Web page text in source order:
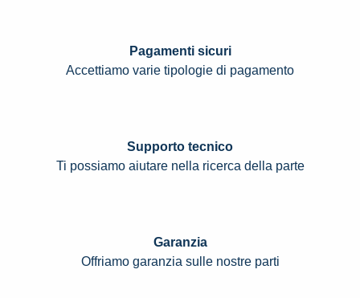
Pagamenti sicuri
Accettiamo varie tipologie di pagamento
Supporto tecnico
Ti possiamo aiutare nella ricerca della parte
Garanzia
Offriamo garanzia sulle nostre parti